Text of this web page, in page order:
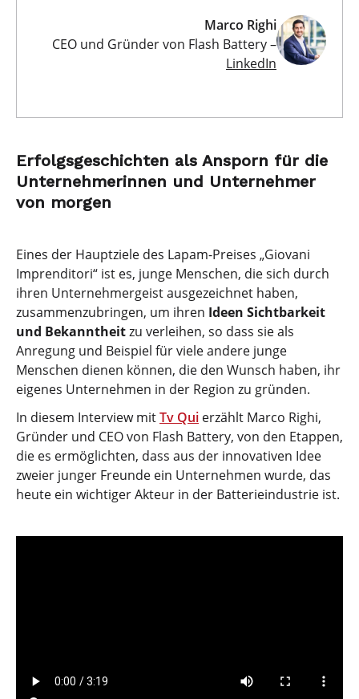
Marco Righi
CEO und Gründer von Flash Battery –
LinkedIn
Erfolgsgeschichten als Ansporn für die
Unternehmerinnen und Unternehmer
von morgen
Eines der Hauptziele des Lapam-Preises „Giovani
Imprenditori“ ist es, junge Menschen, die sich durch
ihren Unternehmergeist ausgezeichnet haben,
zusammenzubringen, um ihren Ideen Sichtbarkeit
und Bekanntheitzu verleihen, so dass sie als
Anregung und Beispiel für viele andere junge
Menschen dienen können, die den Wunsch haben, ihr
eigenes Unternehmen in der Region zu gründen.
In diesem Interview mitTv Qui erzählt Marco Righi,
Gründer und CEO von Flash Battery, von den Etappen,
die es ermöglichten, dass aus der innovativen Idee
zweier junger Freunde ein Unternehmen wurde, das
heute ein wichtiger Akteur in der Batterieindustrie ist.